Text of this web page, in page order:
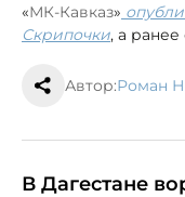
«МК-Кавказ»
Скрипочки, а
Автор:Роман
В Дагестане